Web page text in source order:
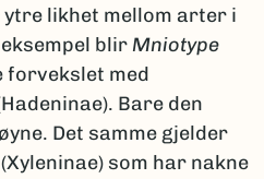
likhet mellom arter i
blir Mniotype
forvekslet med
Bare den
Det samme gjelder
(Xyleninae) som har nakne